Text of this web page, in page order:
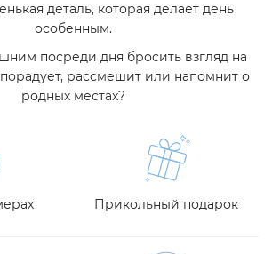
деталь, которая делает день
особенным.
посреди дня бросить взгляд на
порадует, рассмешит или напомнит о
родных местах?
Прикольный подарок